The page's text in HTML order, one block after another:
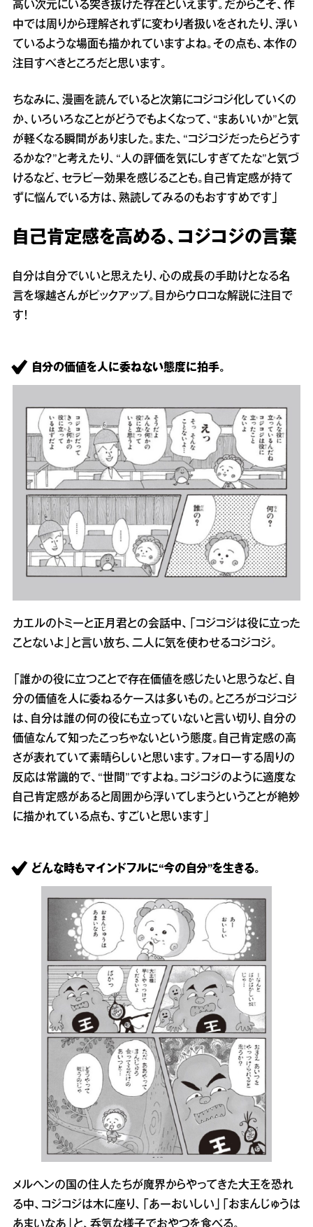
高い次元にいる突き抜けた存在といえます。だからこそ、作
中では周りから理解されずに変わり者扱いをされたり、浮い
ているような場面も描かれていますよね。その点も、本作の
注目すべきところだと思います。
ちなみに、漫画を読んでいると次第にコジコジ化していくの
か、いろいろなことがどうでもよくなって、“まあいいか”と気
が軽くなる瞬間がありました。また、“コジコジだったらどうす
るかな？”と考えたり、“人の評価を気にしすぎてたな”と気づ
けるなど、セラピー効果を感じることも。自己肯定感が持て
ずに悩んでいる方は、熟読してみるのもおすすめです」
自己肯定感を高める、コジコジの言葉
自分は自分でいいと思えたり、心の成長の手助けとなる名
言を塚越さんがピックアップ。目からウロコな解説に注目で
す！
自分の価値を人に委ねない態度に拍手。
カエルのトミーと正月君との会話中、「コジコジは役に立った
ことないよ」と言い放ち、二人に気を使わせるコジコジ。
「誰かの役に立つことで存在価値を感じたいと思うなど、自
分の価値を人に委ねるケースは多いもの。ところがコジコジ
は、自分は誰の何の役にも立っていないと言い切り、自分の
価値なんて知ったこっちゃないという態度。自己肯定感の高
さが表れていて素晴らしいと思います。フォローする周りの
反応は常識的で、“世間”ですよね。コジコジのように適度な
自己肯定感があると周囲から浮いてしまうということが絶妙
に描かれている点も、すごいと思います」
どんな時もマインドフルに“今の自分”を生きる。
メルヘンの国の住人たちが魔界からやってきた大王を恐れ
る中、コジコジは木に座り、「あーおいしい」「おまんじゅうは